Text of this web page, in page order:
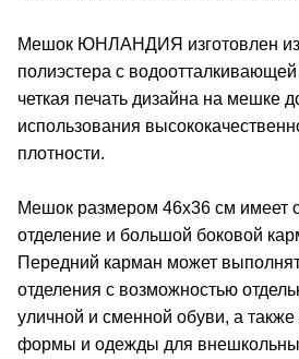
Мешок ЮНЛАНДИЯ изготовлен из
полиэстера с
четкая печать дизайна на мешке
использования
плотности.
Мешок размером 46х36 см имеет
отделение и большой боковой
Передний карман может
отделения с возможностью
уличной и сменной обуви, а также
формы и одежды для